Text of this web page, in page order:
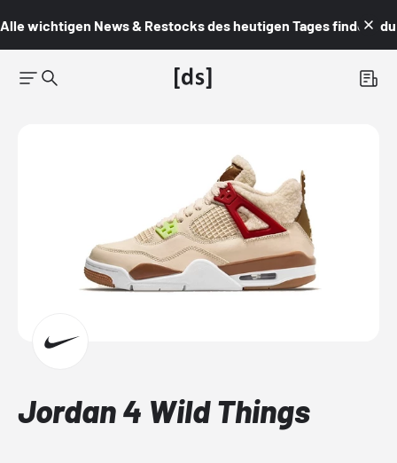
Alle wichtigen News & Restocks des heutigen Tages findest du
Jordan 4 Wild Things